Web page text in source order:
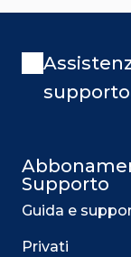
Supporto
Guida e
Privati